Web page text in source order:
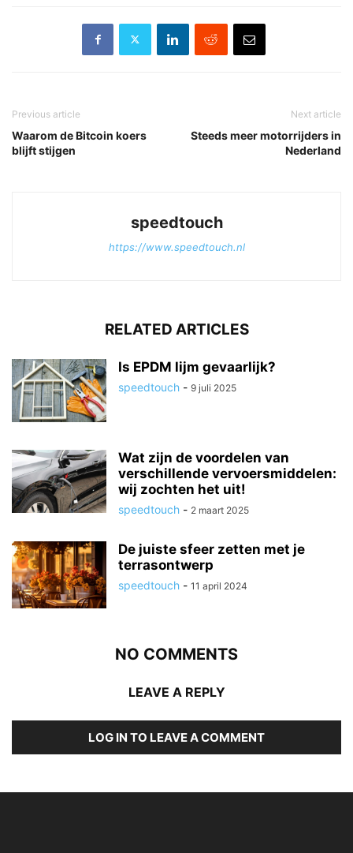
Previous article
Waarom de Bitcoin koers
blijft stijgen
Next article
Steeds meer motorrijders in
Nederland
speedtouch
https://www.speedtouch.nl
RELATED ARTICLES
Is EPDM lijm gevaarlijk?
speedtouch - 9 juli 2025
Wat zijn de voordelen van
verschillende vervoersmiddelen:
wij zochten het uit!
speedtouch - 2 maart 2025
De juiste sfeer zetten met je
terrasontwerp
speedtouch - 11 april 2024
NO COMMENTS
LEAVE A REPLY
LOG IN TO LEAVE A COMMENT